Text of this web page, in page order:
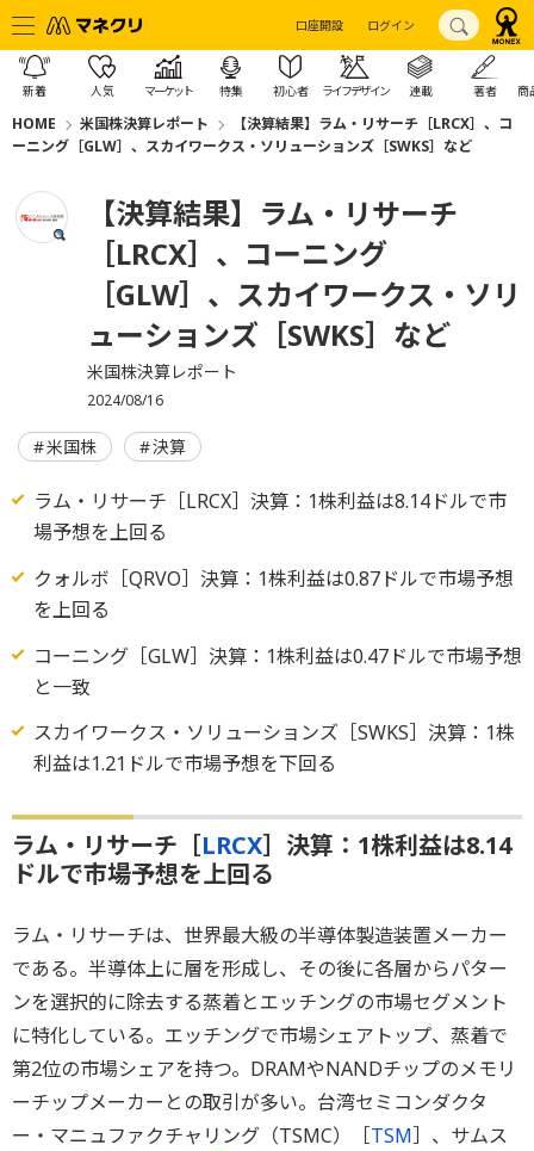
口座開設 ログイン
新着 人気 マーケット 特集 初心者 ライフデザイン 連載 著者 商
HOME 米国株決算レポート
【決算結果】ラム・リサーチ［LRCX］、コ
ーニング［GLW］、スカイワークス・ソリューションズ［SWKS］など
【決算結果】ラム・リサーチ
［LRCX］、コーニング
［GLW］、スカイワークス・ソリ
ューションズ［SWKS］など
米国株決算レポート
2024/08/16
米国株 決算
ラム・リサーチ［LRCX］決算：1株利益は8.14ドルで市
場予想を上回る
クォルボ［QRVO］決算：1株利益は0.87ドルで市場予想
を上回る
コーニング［GLW］決算：1株利益は0.47ドルで市場予想
と一致
スカイワークス・ソリューションズ［SWKS］決算：1株
利益は1.21ドルで市場予想を下回る
ラム・リサーチ［LRCX］決算：1株利益は8.14
ドルで市場予想を上回る
ラム・リサーチは、世界最大級の半導体製造装置メーカー
である。半導体上に層を形成し、その後に各層からパター
ンを選択的に除去する蒸着とエッチングの市場セグメント
に特化している。エッチングで市場シェアトップ、蒸着で
第2位の市場シェアを持つ。DRAMやNANDチップのメモリ
ーチップメーカーとの取引が多い。台湾セミコンダクタ
ー・マニュファクチャリング（TSMC）［TSM］、サムス